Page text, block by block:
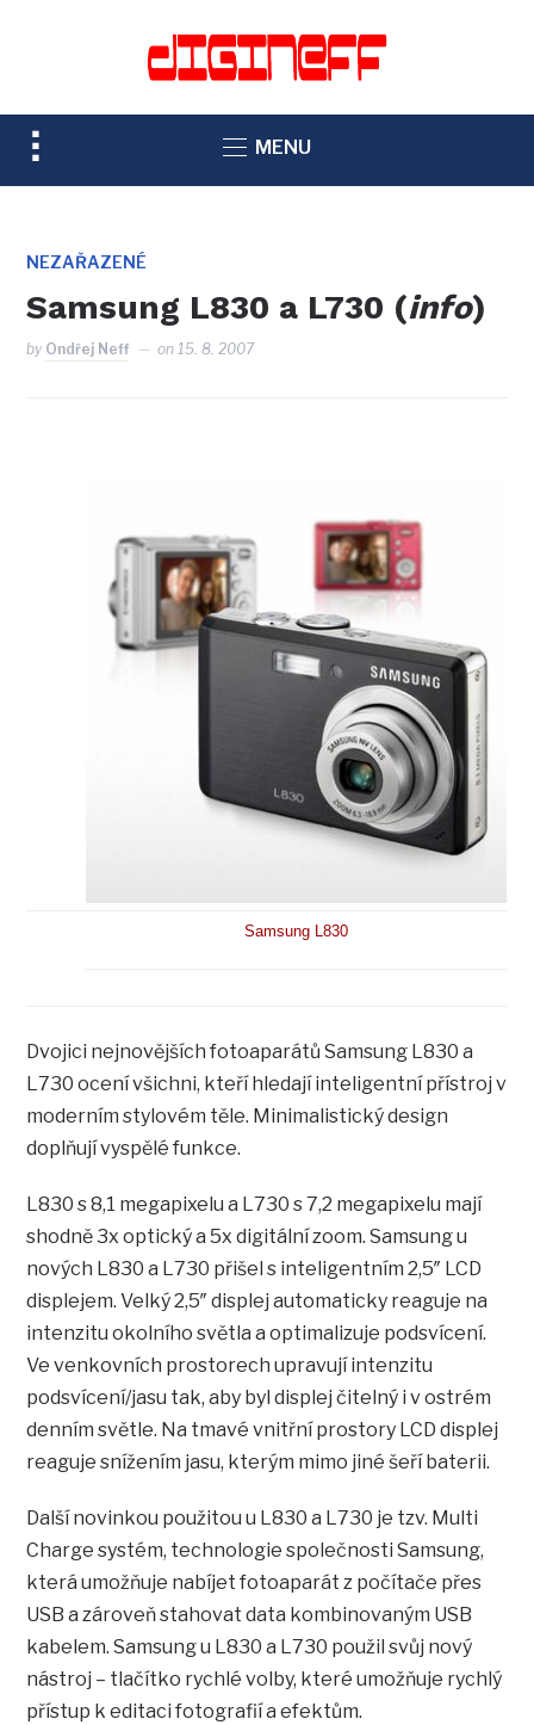
TOGGLE
SIDEBAR
NAVIGATION
MENU
NEZAŘAZENÉ
Samsung L830 a L730 (info)
by Ondřej Neff on15. 8. 2007
Samsung L830
Dvojici nejnovějších fotoaparátů Samsung L830 a
L730 ocení všichni, kteří hledají inteligentní přístroj v
moderním stylovém těle. Minimalistický design
doplňují vyspělé funkce.
L830 s 8,1 megapixelu a L730 s 7,2 megapixelu mají
shodně 3x optický a 5x digitální zoom. Samsung u
nových L830 a L730 přišel s inteligentním 2,5″ LCD
displejem. Velký 2,5″ displej automaticky reaguje na
intenzitu okolního světla a optimalizuje podsvícení.
Ve venkovních prostorech upravují intenzitu
podsvícení/jasu tak, aby byl displej čitelný i v ostrém
denním světle. Na tmavé vnitřní prostory LCD displej
reaguje snížením jasu, kterým mimo jiné šeří baterii.
Další novinkou použitou u L830 a L730 je tzv. Multi
Charge systém, technologie společnosti Samsung,
která umožňuje nabíjet fotoaparát z počítače přes
USB a zároveň stahovat data kombinovaným USB
kabelem. Samsung u L830 a L730 použil svůj nový
nástroj – tlačítko rychlé volby, které umožňuje rychlý
přístup k editaci fotografií a efektům.